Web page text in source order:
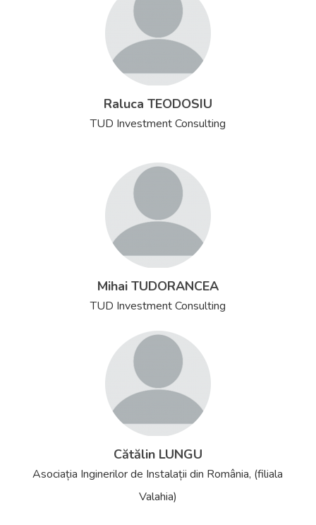
Raluca TEODOSIU
TUD Investment Consulting
Mihai TUDORANCEA
TUD Investment Consulting
Cătălin LUNGU
Asociația Inginerilor de Instalații din România, (filiala
Valahia)